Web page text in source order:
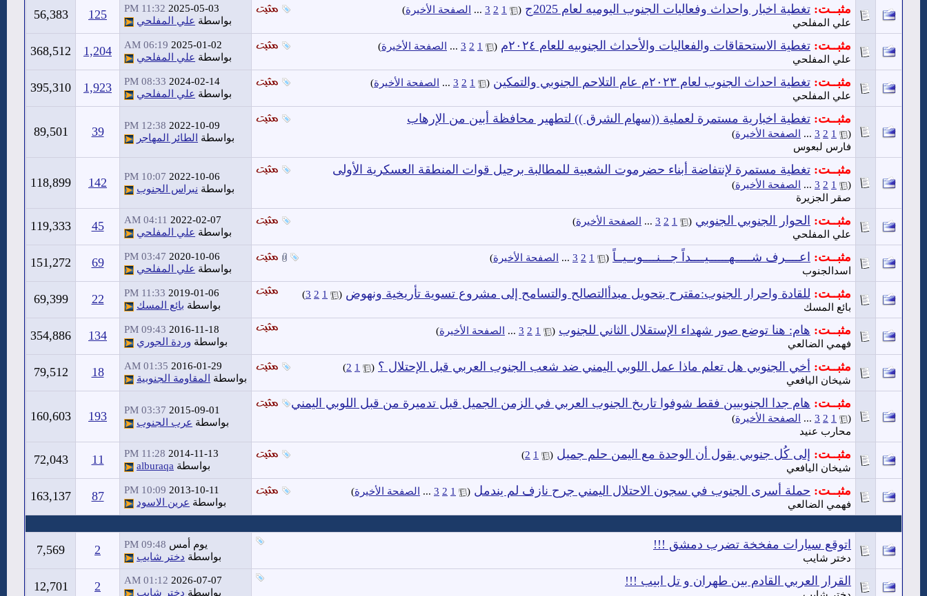
مثبــت: تغطية اخبار واحداث وفعاليات الجنوب اليوميه لعام 2025ج (
1
2
3
... الصفحة الأخيرة)
علي المفلحي
2025-05-03
11:32 PM
بواسطة علي المفلحي 125
56,383
مثبــت: تغطية الاستحقاقات والفعاليات والأحداث الجنوبيه للعام ٢٠٢٤م (
1
2
3
... الصفحة الأخيرة)
علي المفلحي
2025-01-02
06:19 AM
بواسطة علي المفلحي 1,204
368,512
مثبــت: تغطية احداث الجنوب لعام ٢٠٢٣م عام التلاحم الجنوبي والتمكين (
1
2
3
... الصفحة الأخيرة)
علي المفلحي
2024-02-14
08:33 PM
بواسطة علي المفلحي 1,923
395,310
مثبــت: تغطية اخبارية مستمرة لعملية ((سهام الشرق )) لتطهير محافظة أبين من الإرهاب
(
1
2
3
... الصفحة الأخيرة)
فارس لبعوس
2022-10-09
12:38 PM
بواسطة
الطائر المهاجر 39
89,501
مثبــت: تغطية مستمرة لإنتفاضة أبناء حضرموت الشعبية للمطالبة برحيل قوات المنطقة العسكرية الأولى
(
1
2
3
... الصفحة الأخيرة)
صقر الجزيرة
2022-10-06
10:07 PM
بواسطة نبراس الجنوب 142
118,899
مثبــت: الحوار الجنوبي الجنوبي (
1
2
3
... الصفحة الأخيرة)
علي المفلحي
2022-02-07
04:11 AM
بواسطة علي المفلحي 45
119,333
مثبــت: اعــــرف شـــــهــــــيــــداً جـــنــــوبــيــاً (
1
2
3
... الصفحة الأخيرة)
اسدالجنوب
2020-10-06
03:47 PM
بواسطة علي المفلحي 69
151,272
مثبــت: للقادة واحرار الجنوب:مقترح بتحويل مبدأالتصالح والتسامح إلى مشروع تسوية تأريخية ونهوض (
1
2
3
)
بائع المسك
2019-01-06
11:33 PM
بواسطة بائع المسك 22
69,399
مثبــت: هام: هنا توضع صور شهداء الإستقلال الثاني للجنوب (
1
2
3
... الصفحة الأخيرة)
فهمي الضالعي
2016-11-18
09:43 PM
بواسطة وردة الجوري 134
354,886
مثبــت: أخي الجنوبي هل تعلم ماذا عمل اللوبي اليمني ضد شعب الجنوب العربي قبل الإحتلال ؟ (
1
2
)
شيخان اليافعي
2016-01-29
01:35 AM
بواسطة
المقاومة الجنوبية 18
79,512
مثبــت: هام جدا الجنوبيين فقط شوفوا تاريخ الجنوب العربي في الزمن الجميل قبل تدميرة من قبل اللوبي اليمني
(
1
2
3
... الصفحة الأخيرة)
محارب عنيد
2015-09-01
03:37 PM
بواسطة عرب الجنوب 193
160,603
مثبــت: إلى كُل جنوبي يقول أن الوحدة مع اليمن حلم جميل (
1
2
)
شيخان اليافعي
2014-11-13
11:28 PM
بواسطة alburaqa
11
72,043
مثبــت: حملة أسرى الجنوب في سجون الاحتلال اليمني جرح نازف لم يندمل (
1
2
3
... الصفحة الأخيرة)
فهمي الضالعي
2013-10-11
10:09 PM
بواسطة عرين الاسود 87
163,137
اتوقع سيارات مفخخة تضرب دمشق !!!
دختر شايب
يوم أمس 09:48 PM
بواسطة دختر شايب 2
7,569
القرار العربي القادم بين طهران و تل ابيب !!! 2026-07-07
01:12 AM
بواسطة دختر شايب 2
12,701